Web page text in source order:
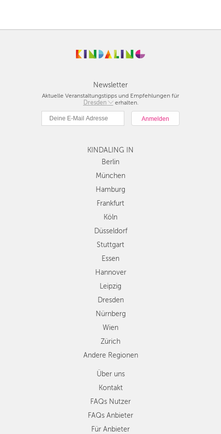
Newsletter
Aktuelle Veranstaltungstipps und Empfehlungen für
Dresden
Berlin
München
Hamburg
Köln
Stuttgart
Nürnberg
Andere
Regionen
erhalten.
KINDALING IN
Berlin
München
Hamburg
Frankfurt
Köln
Düsseldorf
Stuttgart
Essen
Hannover
Leipzig
Dresden
Nürnberg
Wien
Zürich
Andere Regionen
Über uns
Kontakt
FAQs Nutzer
FAQs Anbieter
Für Anbieter